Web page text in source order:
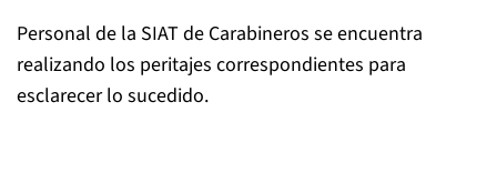
Personal de la SIAT de Carabineros se encuentra
realizando los peritajes correspondientes para
esclarecer lo sucedido.